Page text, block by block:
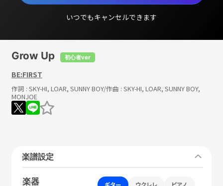
いつでもキャンセルできます
Grow Up 初心者ver
BE:FIRST
作詞 : SKY-HI, LOAR, SUNNY BOY/作曲 : SKY-HI, LOAR, SUNNY BOY,
MONJOE
楽譜設定
楽器 ギター ウクレレ ピアノ